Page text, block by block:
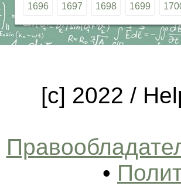
1696 1697 1698 1699
[c] 2022 /
•